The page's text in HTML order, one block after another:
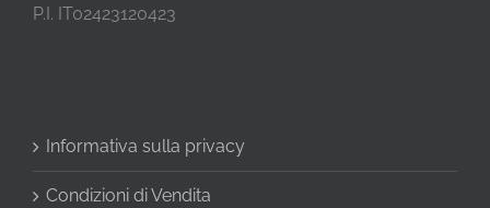
P.I. IT02423120423
Informativa sulla privacy
Condizioni di Vendita